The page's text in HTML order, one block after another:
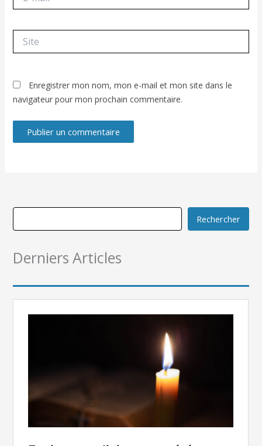
mail*
Enregistrer mon nom, mon e-mail et mon site dans le
navigateur pour mon prochain commentaire.
Rechercher
Derniers Articles